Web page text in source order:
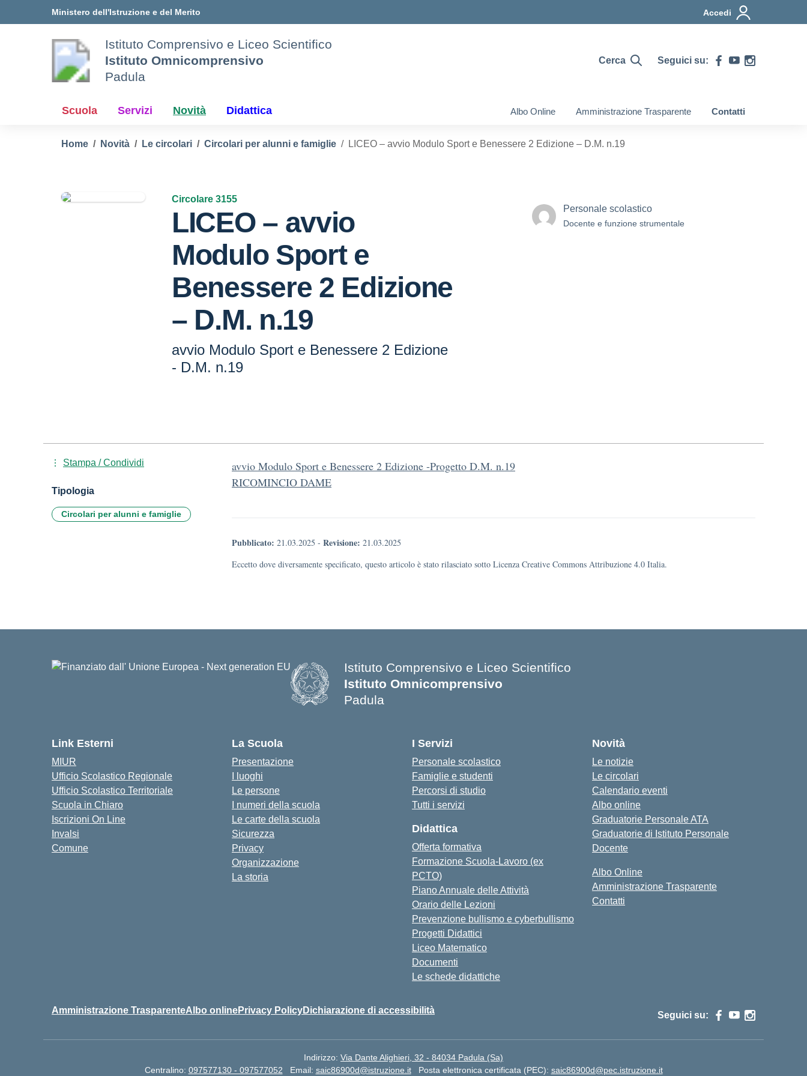
Ministero dell'Istruzione e del Merito Accedi
Istituto Comprensivo e Liceo Scientifico
Istituto Omnicomprensivo
Padula
Cerca Seguici su:
Scuola Servizi Novità Didattica Albo Online Amministrazione Trasparente Contatti
Home Novità Le circolari Circolari per alunni e famiglie LICEO – avvio Modulo Sport e Benessere 2 Edizione – D.M. n.19
Circolare 3155
LICEO – avvio
Modulo Sport e
Benessere 2 Edizione
– D.M. n.19
avvio Modulo Sport e Benessere 2 Edizione
- D.M. n.19
Personale scolastico
Docente e funzione strumentale
avvio Modulo Sport e Benessere 2 Edizione -Progetto D.M. n.19
RICOMINCIO DAME
Pubblicato: 21.03.2025 - Revisione: 21.03.2025
Eccetto dove diversamente specificato, questo articolo è stato rilasciato sotto Licenza Creative Commons Attribuzione 4.0 Italia.
Stampa / Condividi
Tipologia
Circolari per alunni e famiglie
Istituto Comprensivo e Liceo Scientifico
Istituto Omnicomprensivo
Padula
Link Esterni
MIUR
Ufficio Scolastico Regionale
Ufficio Scolastico Territoriale
Scuola in Chiaro
Iscrizioni On Line
Invalsi
Comune
La Scuola
Presentazione
I luoghi
Le persone
I numeri della scuola
Le carte della scuola
Sicurezza
Privacy
Organizzazione
La storia
I Servizi
Personale scolastico
Famiglie e studenti
Percorsi di studio
Tutti i servizi
Didattica
Offerta formativa
Formazione Scuola-Lavoro (ex
PCTO)
Piano Annuale delle Attività
Orario delle Lezioni
Prevenzione bullismo e cyberbullismo
Progetti Didattici
Liceo Matematico
Documenti
Le schede didattiche
Novità
Le notizie
Le circolari
Calendario eventi
Albo online
Graduatorie Personale ATA
Graduatorie di Istituto Personale
Docente
Albo Online
Amministrazione Trasparente
Contatti
Amministrazione TrasparenteAlbo onlinePrivacy PolicyDichiarazione di accessibilità Seguici su:
Indirizzo: Via Dante Alighieri, 32 - 84034 Padula (Sa)
Centralino: 097577130 - 097577052 Email: saic86900d@istruzione.it Posta elettronica certificata (PEC): saic86900d@pec.istruzione.it